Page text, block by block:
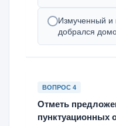
Измученный и
добрался
ВОПРОС 4
Отметь
пунктуационных